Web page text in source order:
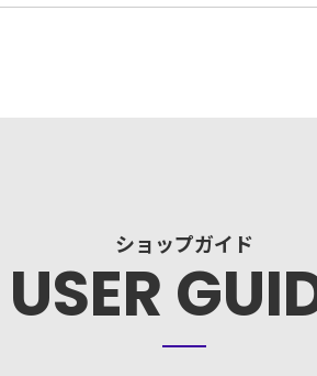
ショップガイド
USER